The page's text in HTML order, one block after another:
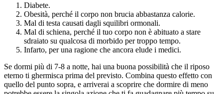
Diabete.
Obesità, perché il corpo non brucia abbastanza calorie.
Mal di testa causati dagli squilibri ormonali.
Mal di schiena, perché il tuo corpo non è abituato a stare
sdraiato su qualcosa di morbido per troppo tempo.
Infarto, per una ragione che ancora elude i medici.
Se dormi più di 7-8 a notte, hai una buona possibilità che il riposo
eterno ti ghermisca prima del previsto. Combina questo effetto con
quello del punto sopra, e arriverai a scoprire che dormire di meno